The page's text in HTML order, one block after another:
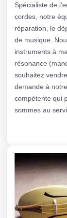
Spécialiste de
cordes, notre
réparation, le
de musique.
instruments à
résonance
souhaitez
demande à
compétente qui
sommes au